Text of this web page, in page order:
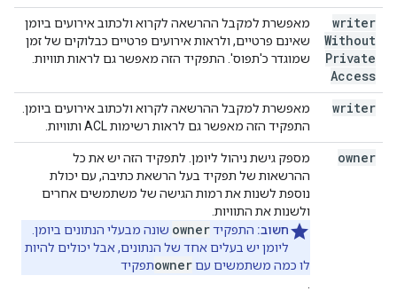
writer
Without
Private
Access
מאפשרת למקבל ההרשאה לקרוא ולכתוב אירועים ביומן
שאינם פרטיים, ולראות אירועים פרטיים כבלוקים של זמן
שמוגדר כ'תפוס'. התפקיד הזה מאפשר גם לראות תוויות.
writer
מאפשרת למקבל ההרשאה לקרוא ולכתוב אירועים ביומן.
התפקיד הזה מאפשר גם לראות רשימות ACL ותוויות.
owner
מספק גישת ניהול ליומן. לתפקיד הזה יש את כל
ההרשאות של תפקיד בעל הרשאת כתיבה, עם יכולת
נוספת לשנות את רמות הגישה של משתמשים אחרים
ולשנות את התוויות.
חשוב: התפקידowner שונה מבעלי הנתונים ביומן.
ליומן יש בעלים אחד של הנתונים, אבל יכולים להיות
לו כמה משתמשים עם ownerתפקיד